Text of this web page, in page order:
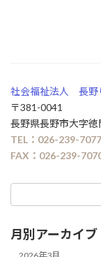
社会福祉法人 長野
〒381-0041
長野県長野市大字
TEL：026-239-7077
FAX：026-239-
月別アーカイブ